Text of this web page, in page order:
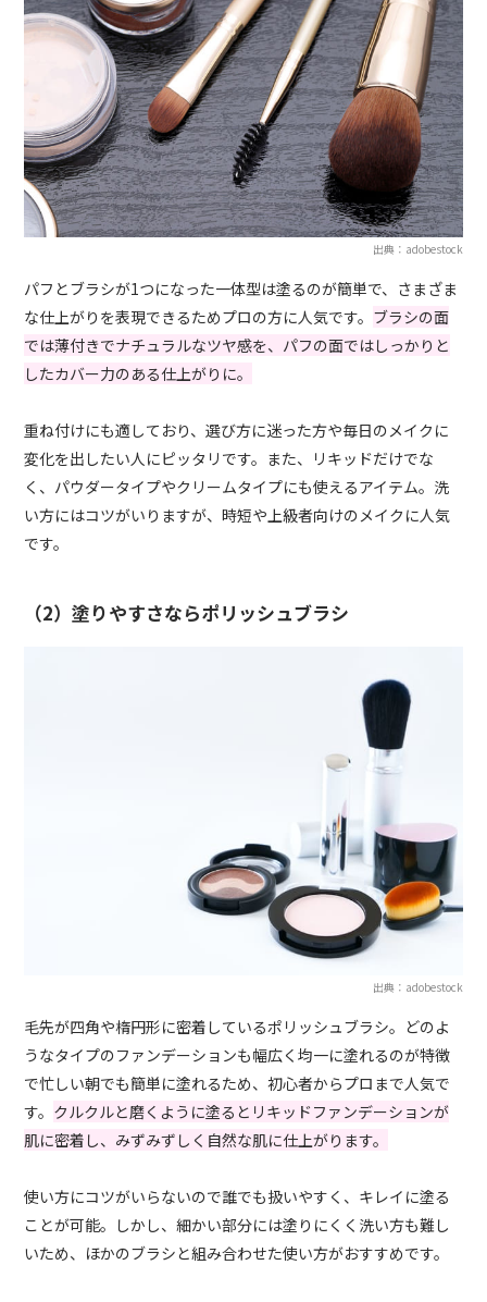
出典：adobestock
パフとブラシが1つになった一体型は塗るのが簡単で、さまざま
な仕上がりを表現できるためプロの方に人気です。 ブラシの面
では薄付きでナチュラルなツヤ感を、パフの面ではしっかりと
したカバー力のある仕上がりに。
重ね付けにも適しており、選び方に迷った方や毎日のメイクに
変化を出したい人にピッタリです。また、リキッドだけでな
く、パウダータイプやクリームタイプにも使えるアイテム。洗
い方にはコツがいりますが、時短や上級者向けのメイクに人気
です。
（2）塗りやすさならポリッシュブラシ
出典：adobestock
毛先が四角や楕円形に密着しているポリッシュブラシ。どのよ
うなタイプのファンデーションも幅広く均一に塗れるのが特徴
で忙しい朝でも簡単に塗れるため、初心者からプロまで人気で
す。 クルクルと磨くように塗るとリキッドファンデーションが
肌に密着し、みずみずしく自然な肌に仕上がります。
使い方にコツがいらないので誰でも扱いやすく、キレイに塗る
ことが可能。しかし、細かい部分には塗りにくく洗い方も難し
いため、ほかのブラシと組み合わせた使い方がおすすめです。